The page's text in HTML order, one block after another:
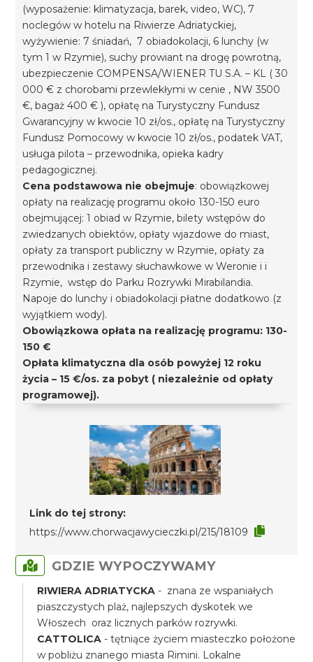
(wyposażenie: klimatyzacja, barek, video, WC), 7
noclegów w hotelu na Riwierze Adriatyckiej,
wyżywienie: 7 śniadań, 7 obiadokolacji, 6 lunchy (w
tym 1 w Rzymie), suchy prowiant na drogę powrotną,
ubezpieczenie COMPENSA/WIENER TU S.A. – KL ( 30
000 € z chorobami przewlekłymi w cenie , NW 3500
€, bagaż 400 € ), opłatę na Turystyczny Fundusz
Gwarancyjny w kwocie 10 zł/os., opłatę na Turystyczny
Fundusz Pomocowy w kwocie 10 zł/os., podatek VAT,
usługa pilota – przewodnika, opieka kadry
pedagogicznej.
Cena podstawowa nie obejmuje: obowiązkowej
opłaty na realizację programu około 130-150 euro
obejmującej: 1 obiad w Rzymie, bilety wstępów do
zwiedzanych obiektów, opłaty wjazdowe do miast,
opłaty za transport publiczny w Rzymie, opłaty za
przewodnika i zestawy słuchawkowe w Weronie i i
Rzymie, wstęp do Parku Rozrywki Mirabilandia.
Napoje do lunchy i obiadokolacji płatne dodatkowo (z
wyjątkiem wody).
Obowiązkowa opłata na realizację programu: 130-
150 €
Opłata klimatyczna dla osób powyżej 12 roku
życia – 15 €/os. za pobyt ( niezależnie od opłaty
programowej).
Link do tej strony:
https://www.chorwacjawycieczki.pl/215/18109
GDZIE WYPOCZYWAMY
RIWIERA ADRIATYCKA- znana ze wspaniałych
piaszczystych plaż, najlepszych dyskotek we
Włoszech oraz licznych parków rozrywki.
CATTOLICA - tętniące życiem miasteczko położone
w pobliżu znanego miasta Rimini. Lokalne